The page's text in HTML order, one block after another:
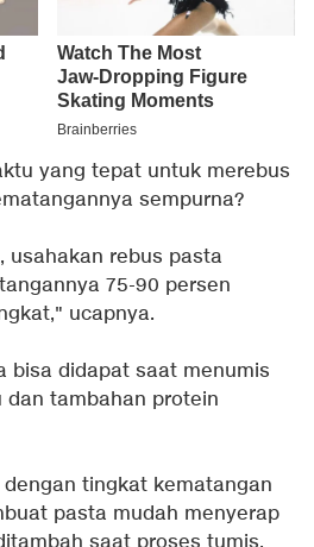
yang tepat untuk merebus
sempurna?
usahakan rebus pasta
75-90 persen
ucapnya.
bisa didapat saat menumis
tambahan protein
tingkat kematangan
pasta mudah menyerap